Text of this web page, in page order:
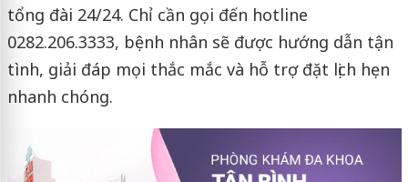
tổng đài 24/24. Chỉ cần gọi đến hotline
0282.206.3333, bệnh nhân sẽ được hướng dẫn tận
tình, giải đáp mọi thắc mắc và hỗ trợ đặt lịch hẹn
nhanh chóng.